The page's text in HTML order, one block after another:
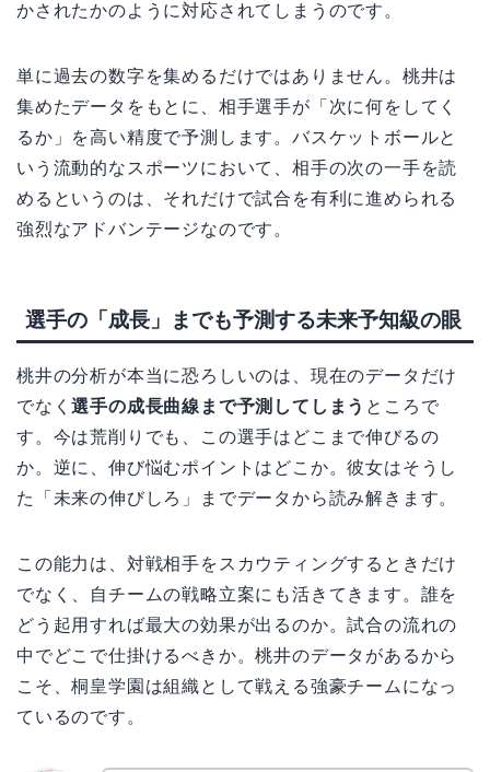
かされたかのように対応されてしまうのです。
単に過去の数字を集めるだけではありません。桃井は
集めたデータをもとに、相手選手が「次に何をしてく
るか」を高い精度で予測します。バスケットボールと
いう流動的なスポーツにおいて、相手の次の一手を読
めるというのは、それだけで試合を有利に進められる
強烈なアドバンテージなのです。
選手の「成長」までも予測する未来予知級の眼
桃井の分析が本当に恐ろしいのは、現在のデータだけ
でなく選手の成長曲線まで予測してしまう ところで
す。今は荒削りでも、この選手はどこまで伸びるの
か。逆に、伸び悩むポイントはどこか。彼女はそうし
た「未来の伸びしろ」までデータから読み解きます。
この能力は、対戦相手をスカウティングするときだけ
でなく、自チームの戦略立案にも活きてきます。誰を
どう起用すれば最大の効果が出るのか。試合の流れの
中でどこで仕掛けるべきか。桃井のデータがあるから
こそ、桐皇学園は組織として戦える強豪チームになっ
ているのです。